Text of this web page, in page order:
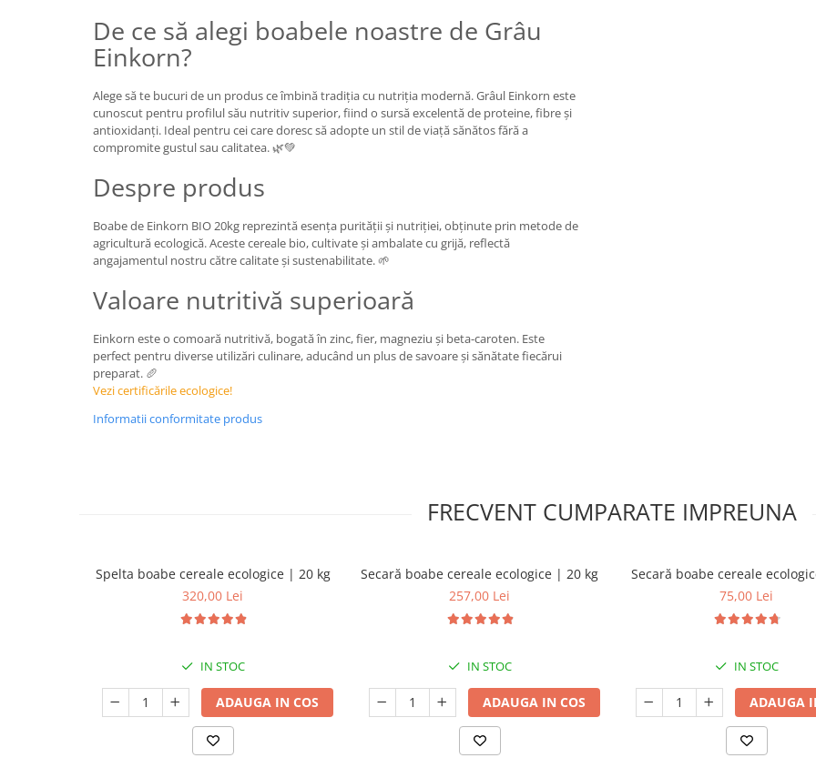
De ce să alegi boabele noastre de Grâu
Einkorn?
Alege să te bucuri de un produs ce îmbină tradiția cu nutriția modernă. Grâul Einkorn este
cunoscut pentru profilul său nutritiv superior, fiind o sursă excelentă de proteine, fibre și
antioxidanți. Ideal pentru cei care doresc să adopte un stil de viață sănătos fără a
compromite gustul sau calitatea. 🌿💚
Despre produs
Boabe de Einkorn BIO 20kg reprezintă esența purității și nutriției, obținute prin metode de
agricultură ecologică. Aceste cereale bio, cultivate și ambalate cu grijă, reflectă
angajamentul nostru către calitate și sustenabilitate. 🌱
Valoare nutritivă superioară
Einkorn este o comoară nutritivă, bogată în zinc, fier, magneziu și beta-caroten. Este
perfect pentru diverse utilizări culinare, aducând un plus de savoare și sănătate fiecărui
preparat. 🥖
Vezi certificările ecologice!
Informatii conformitate produs
FRECVENT CUMPARATE IMPREUNA
Spelta boabe cereale ecologice | 20 kg
320,00 Lei
IN STOC
ADAUGA IN COS
Secară boabe cereale ecologice | 20 kg
257,00 Lei
IN STOC
ADAUGA IN COS
Secară boabe cereale
75,00 Lei
IN STOC
ADAUGA